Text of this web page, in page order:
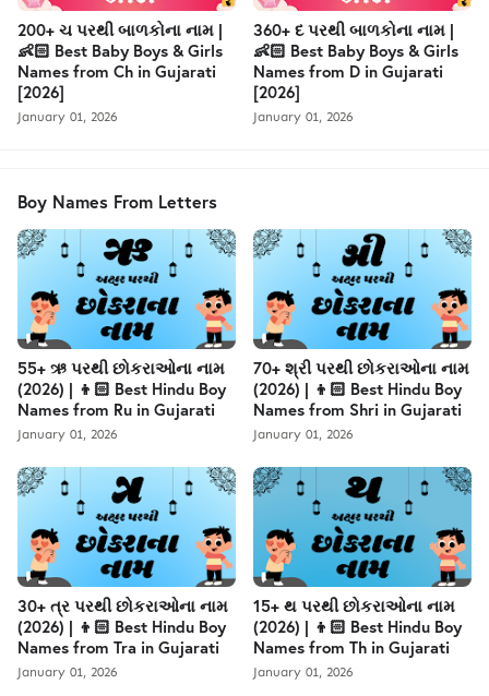
200+ ચ પરથી બાળકોના નામ |
👶🏻 Best Baby Boys & Girls
Names from Ch in Gujarati
[2026]
January 01, 2026
360+ દ પરથી બાળકોના નામ |
👶🏻 Best Baby Boys & Girls
Names from D in Gujarati
[2026]
January 01, 2026
Boy Names From Letters
55+ ઋ પરથી છોકરાઓના નામ
(2026) | 👦🏻 Best Hindu Boy
Names from Ru in Gujarati
January 01, 2026
70+ શ્રી પરથી છોકરાઓના નામ
(2026) | 👦🏻 Best Hindu Boy
Names from Shri in Gujarati
January 01, 2026
30+ ત્ર પરથી છોકરાઓના નામ
(2026) | 👦🏻 Best Hindu Boy
Names from Tra in Gujarati
January 01, 2026
15+ થ પરથી છોકરાઓના નામ
(2026) | 👦🏻 Best Hindu Boy
Names from Th in Gujarati
January 01, 2026